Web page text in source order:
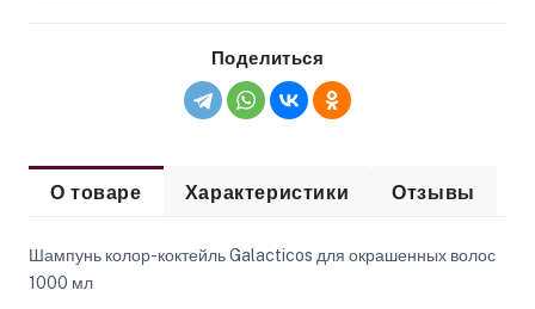
Поделиться
О товаре Характеристики Отзывы
Шампунь колор-коктейль Galacticos для окрашенных волос
1000 мл